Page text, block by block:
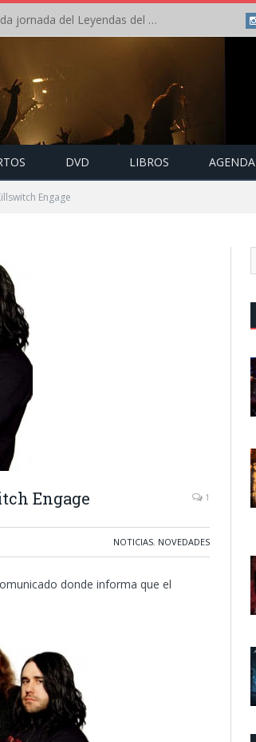
Crónica: Arch Enemy brilla en la segunda jornada del Leyendas del Rock – Jueves – Agosto 2026
DVD LIBROS AGENDA
Engage
Engage 1
NOTICIAS, NOVEDADES
donde informa que el